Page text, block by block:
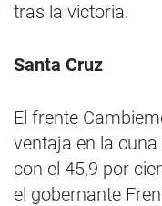
tras la victoria.
Santa Cruz
El frente
ventaja en la
con el 45,9 por
el gobernante